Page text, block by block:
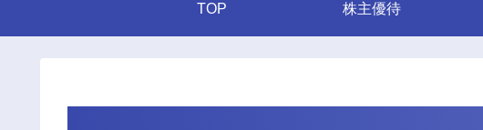
TOP 株主優待